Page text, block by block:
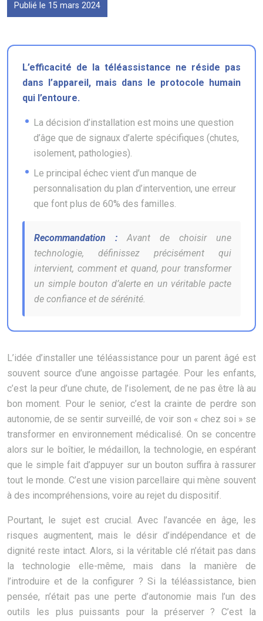
Publié le 15 mars 2024
L’efficacité de la téléassistance ne réside pas
dans l’appareil, mais dans le protocole humain
qui l’entoure.
La décision d’installation est moins une question
d’âge que de signaux d’alerte spécifiques (chutes,
isolement, pathologies).
Le principal échec vient d’un manque de
personnalisation du plan d’intervention, une erreur
que font plus de 60% des familles.
Recommandation : Avant de choisir une
technologie, définissez précisément qui
intervient, comment et quand, pour transformer
un simple bouton d’alerte en un véritable pacte
de confiance et de sérénité.
L’idée d’installer une téléassistance pour un parent âgé est
souvent source d’une angoisse partagée. Pour les enfants,
c’est la peur d’une chute, de l’isolement, de ne pas être là au
bon moment. Pour le senior, c’est la crainte de perdre son
autonomie, de se sentir surveillé, de voir son « chez soi » se
transformer en environnement médicalisé. On se concentre
alors sur le boîtier, le médaillon, la technologie, en espérant
que le simple fait d’appuyer sur un bouton suffira à rassurer
tout le monde. C’est une vision parcellaire qui mène souvent
à des incompréhensions, voire au rejet du dispositif.
Pourtant, le sujet est crucial. Avec l’avancée en âge, les
risques augmentent, mais le désir d’indépendance et de
dignité reste intact. Alors, si la véritable clé n’était pas dans
la technologie elle-même, mais dans la manière de
l’introduire et de la configurer ? Si la téléassistance, bien
pensée, n’était pas une perte d’autonomie mais l’un des
outils les plus puissants pour la préserver ? C’est la